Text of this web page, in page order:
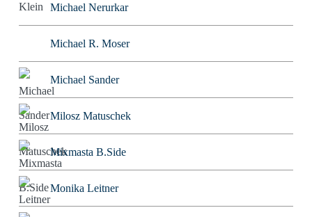
Michael Nerurkar
Michael R. Moser
Michael Sander
Milosz Matuschek
Mixmasta B.Side
Monika Leitner